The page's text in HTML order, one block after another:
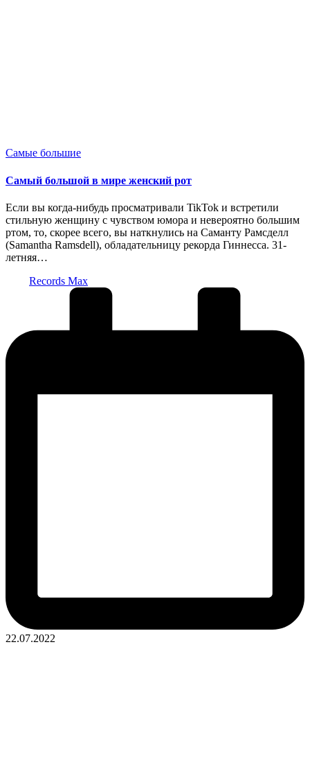
Опубликовано
Самые большие
Самый большой в мире женский рот
Если вы когда-нибудь просматривали TikTok и встретили
стильную женщину с чувством юмора и невероятно большим
ртом, то, скорее всего, вы наткнулись на Саманту Рамсделл
(Samantha Ramsdell), обладательницу рекорда Гиннесса. 31-
летняя…
Records Max
22.07.2022